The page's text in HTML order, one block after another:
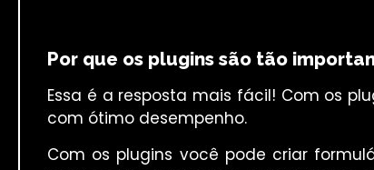
Por que os plugins são tão
Essa é a resposta mais fácil! Com os
com ótimo desempenho.
Com os plugins você pode criar